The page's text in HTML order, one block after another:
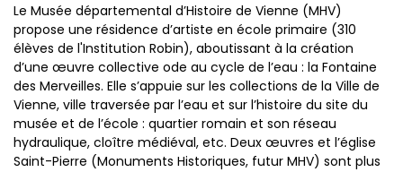
Le Musée départemental d’Histoire de Vienne (MHV)
propose une résidence d’artiste en école primaire (310
élèves de l'Institution Robin), aboutissant à la création
d’une œuvre collective ode au cycle de l’eau : la Fontaine
des Merveilles. Elle s’appuie sur les collections de la Ville de
Vienne, ville traversée par l’eau et sur l’histoire du site du
musée et de l’école : quartier romain et son réseau
hydraulique, cloître médiéval, etc. Deux œuvres et l’église
Saint-Pierre (Monuments Historiques, futur MHV) sont plus